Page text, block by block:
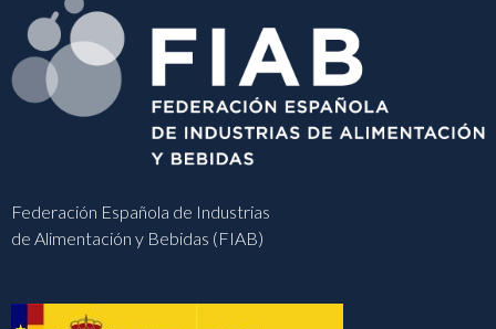
Federación Española de Industrias
de Alimentación y Bebidas (FIAB)